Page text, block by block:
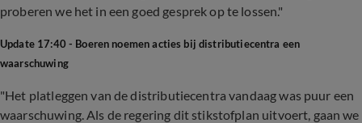
proberen we het in een goed gesprek op te lossen."
Update 17:40 - Boeren noemen acties bij distributiecentra een
waarschuwing
"Het platleggen van de distributiecentra vandaag was puur een
waarschuwing. Als de regering dit stikstofplan uitvoert, gaan we